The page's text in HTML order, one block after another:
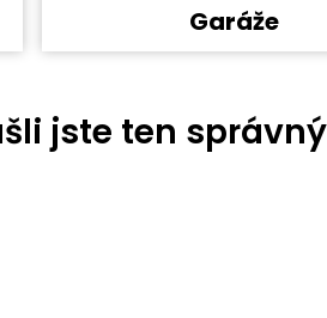
Garáže
jste ten